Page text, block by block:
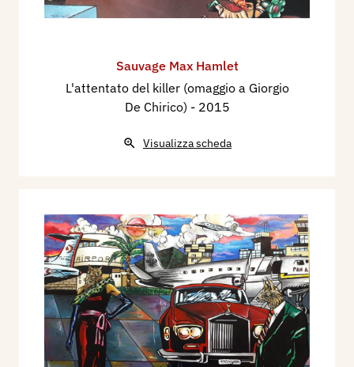
Sauvage Max Hamlet
L'attentato del killer (omaggio a Giorgio
De Chirico) - 2015
Visualizza scheda